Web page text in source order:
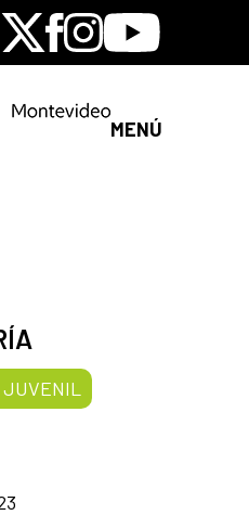
X Facebook
Instagram
Youtube
MENÚ